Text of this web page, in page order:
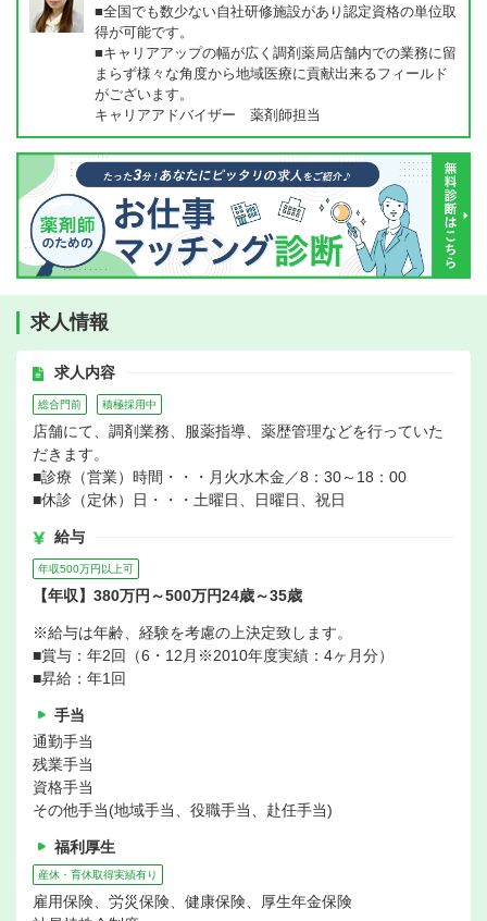
■全国でも数少ない自社研修施設があり認定資格の単位取
得が可能です。
■キャリアアップの幅が広く調剤薬局店舗内での業務に留
まらず様々な角度から地域医療に貢献出来るフィールド
がございます。
キャリアアドバイザー 薬剤師担当
求人情報
求人内容
総合門前 積極採用中
店舗にて、調剤業務、服薬指導、薬歴管理などを行っていた
だきます。
■診療（営業）時間・・・月火水木金／8：30～18：00
■休診（定休）日・・・土曜日、日曜日、祝日
給与
年収500万円以上可
【年収】380万円～500万円24歳～35歳
※給与は年齢、経験を考慮の上決定致します。
■賞与：年2回（6・12月※2010年度実績：4ヶ月分）
■昇給：年1回
手当
通勤手当
残業手当
資格手当
その他手当(地域手当、役職手当、赴任手当)
福利厚生
産休・育休取得実績有り
雇用保険、労災保険、健康保険、厚生年金保険